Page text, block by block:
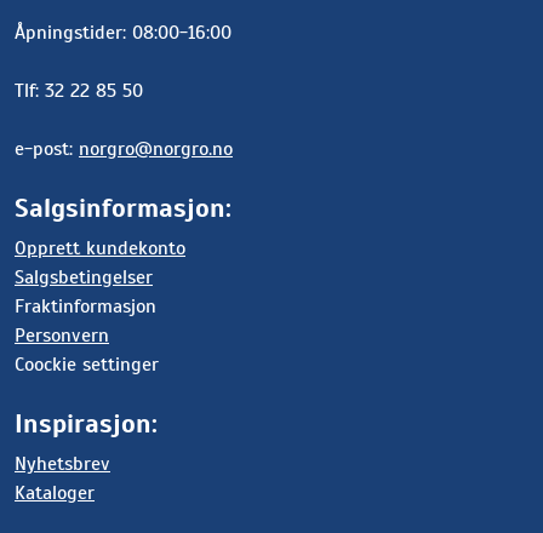
Åpningstider: 08:00-16:00
Tlf: 32 22 85 50
e-post: norgro@norgro.no
Salgsinformasjon:
Opprett kundekonto
Salgsbetingelser
Fraktinformasjon
Personvern
Coockie settinger
Inspirasjon:
Nyhetsbrev
Kataloger